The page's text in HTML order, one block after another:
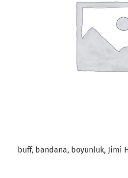
buff, bandana, boyunluk, Jimi